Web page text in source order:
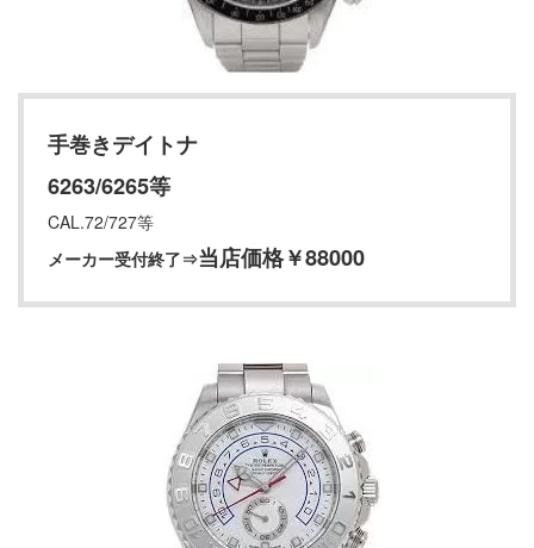
手巻きデイトナ
6263/6265等
CAL.72/727等
メーカー受付終了⇒当店価格￥88000